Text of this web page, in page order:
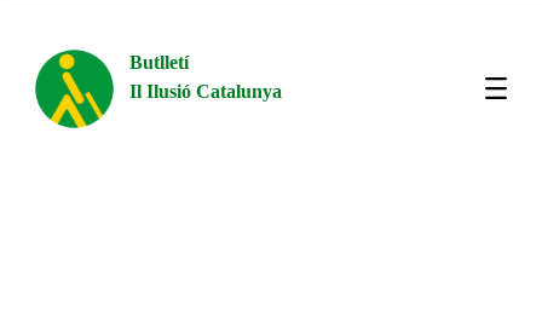
Butlletí
Il Ilusió Catalunya